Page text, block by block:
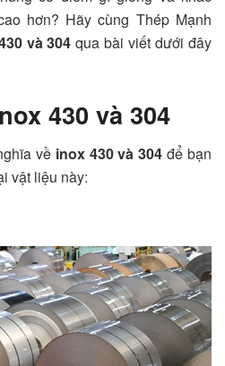
hơn? Hãy cùng Thép Mạnh
và 304 qua bài viết dưới đây
430 và 304
về inox 430 và 304 để bạn
vật liệu này: